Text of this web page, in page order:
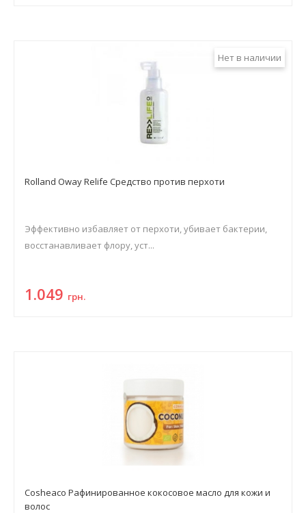
Нет в наличии
Rolland Oway Relife Средство против перхоти
Эффективно избавляет от перхоти, убивает бактерии,
восстанавливает флору, уст...
1.049 грн.
Cosheaco Рафинированное кокосовое масло для кожи и
волос